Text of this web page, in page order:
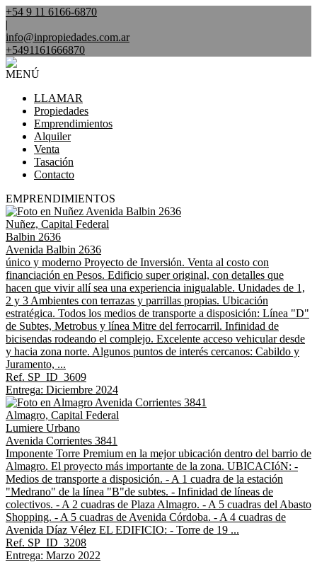
+54 9 11 6166-6870
|
info@inpropiedades.com.ar
+5491161666870
MENÚ
LLAMAR
Propiedades
Emprendimientos
Alquiler
Venta
Tasación
Contacto
EMPRENDIMIENTOS
Nuñez, Capital Federal
Balbin 2636
Avenida Balbin 2636
único y moderno Proyecto de Inversión. Venta al costo con
financiación en Pesos. Edificio super original, con detalles que
hacen que vivir allí sea una experiencia inigualable. Unidades de 1,
2 y 3 Ambientes con terrazas y parrillas propias. Ubicación
estratégica. Todos los medios de transporte a disposición: Línea "D"
de Subtes, Metrobus y línea Mitre del ferrocarril. Infinidad de
bicisendas rodeando el complejo. Excelente acceso vehicular desde
y hacia zona norte. Algunos puntos de interés cercanos: Cabildo y
Juramento, ...
Ref. SP_ID_3609
Entrega: Diciembre 2024
Almagro, Capital Federal
Lumiere Urbano
Avenida Corrientes 3841
Imponente Torre Premium en la mejor ubicación dentro del barrio de
Almagro. El proyecto más importante de la zona. UBICACIóN: -
Medios de transporte a disposición. - A 1 cuadra de la estación
"Medrano" de la línea "B"de subtes. - Infinidad de líneas de
colectivos. - A 2 cuadras de Plaza Almagro. - A 5 cuadras del Abasto
Shopping. - A 5 cuadras de Avenida Córdoba. - A 4 cuadras de
Avenida Díaz Vélez EL EDIFICIO: - Torre de 19 ...
Ref. SP_ID_3208
Entrega: Marzo 2022